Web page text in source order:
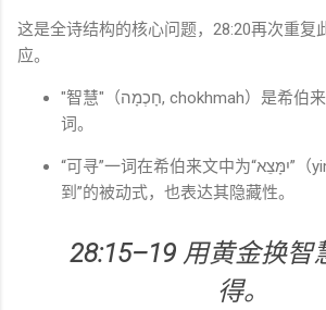
这是全诗结构的核心问题，28:20再次重复
应。
"智慧"（חָכְמָה, chokhmah）是希伯来智慧文学的关键
词。
“可寻”一词在希伯来文中为“יִמָּצֵא”（yimmatse），是“被找
到”的被动式，也表达其隐藏性。
28:15–19 用黄金换智
得。